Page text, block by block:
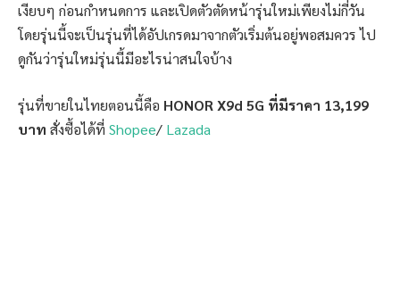
เงียบๆ ก่อนกำหนดการ และเปิดตัวตัดหน้ารุ่นใหม่เพียงไม่กี่วัน
โดยรุ่นนี้จะเป็นรุ่นที่ได้อัปเกรดมาจากตัวเริ่มต้นอยู่พอสมควร ไป
ดูกันว่ารุ่นใหม่รุ่นนี้มีอะไรน่าสนใจบ้าง
รุ่นที่ขายในไทยตอนนี้คือ HONOR X9d 5G ที่มีราคา 13,199
บาท สั่งซื้อได้ที่ Shopee/ Lazada